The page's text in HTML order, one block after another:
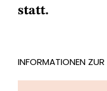
statt.
INFORMATIONEN